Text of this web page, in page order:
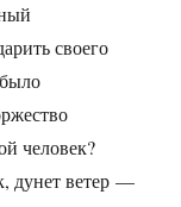
своего
человек?
дунет ветер —